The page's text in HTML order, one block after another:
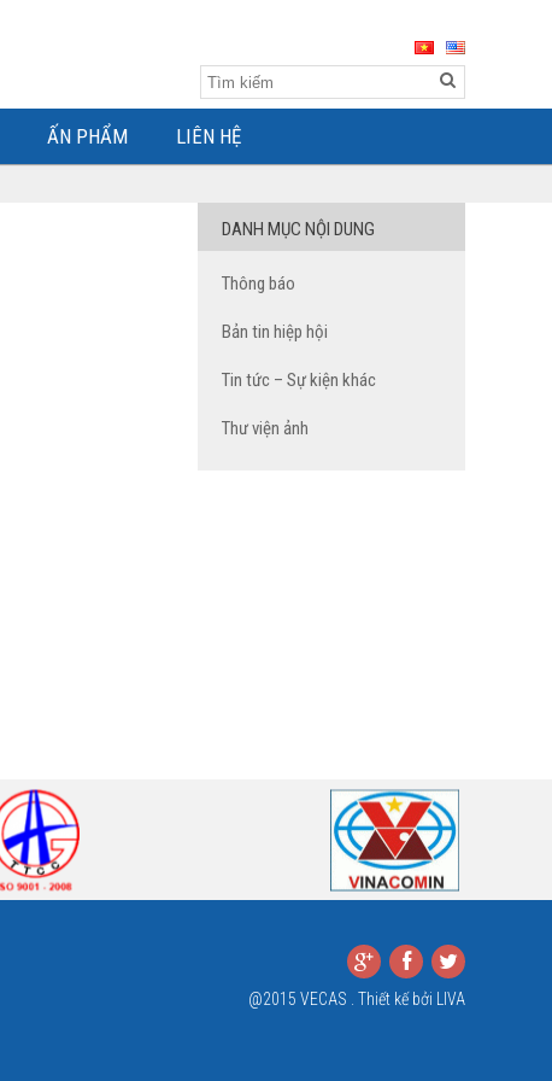
ẤN PHẨM LIÊN HỆ
DANH MỤC NỘI DUNG
Thông báo
Bản tin hiệp hội
Tin tức – Sự kiện khác
Thư viện ảnh
@2015 VECAS . Thiết kế bởi LIVA